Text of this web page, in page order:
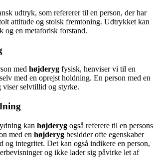
udtryk, som refererer til en person, der har
attitude og stoisk fremtoning. Udtrykket kan
og en metaforisk forstand.
med højderyg fysisk, henviser vi til en
med en oprejst holdning. En person med en
viser selvtillid og styrke.
kan højderyg også referere til en persons
med en højderyg besidder ofte egenskaber
og integritet. Det kan også indikere en person,
og ikke lader sig påvirke let af